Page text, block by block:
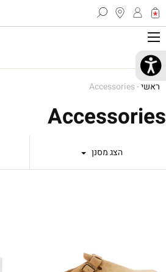
ראשי-
Accessories
Accessories
הצג מסנן